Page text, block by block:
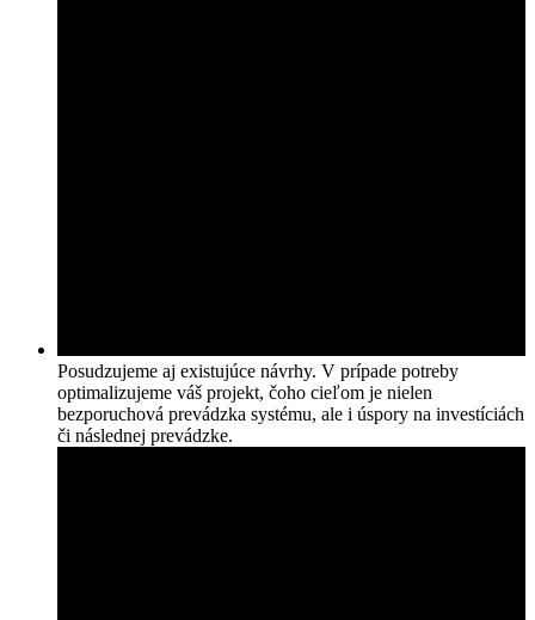
Posudzujeme aj existujúce návrhy. V prípade potreby
optimalizujeme váš projekt, čoho cieľom je nielen
bezporuchová prevádzka systému, ale i úspory na investíciách
či následnej prevádzke.